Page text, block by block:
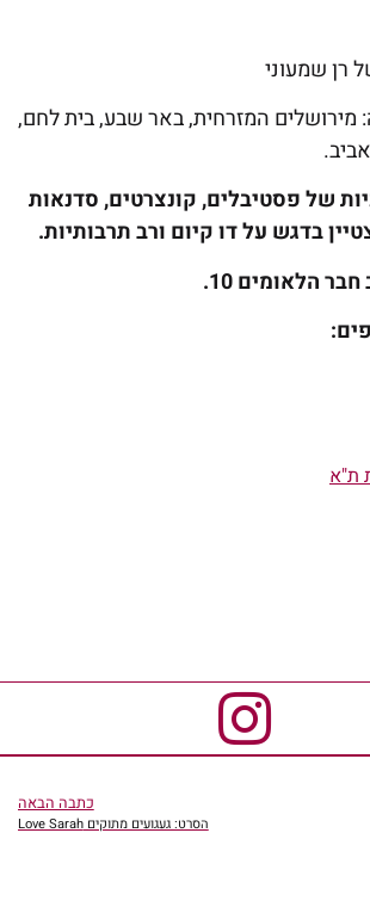
רן שמעוני
מירושלים המזרחית, באר שבע, בית לחם,
של פסטיבלים, קונצרטים, סדנאות
בדגש על דו קיום ורב תרבותיות.
ת"א
כתבה הבאה
הסרט: געגועים מתוקים Love Sarah